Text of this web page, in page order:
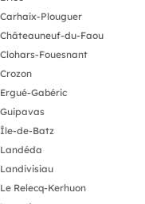
Carhaix-Plouguer
Châteauneuf-du-Faou
Clohars-Fouesnant
Crozon
Ergué-Gabéric
Guipavas
Île-de-Batz
Landéda
Landivisiau
Le Relecq-Kerhuon